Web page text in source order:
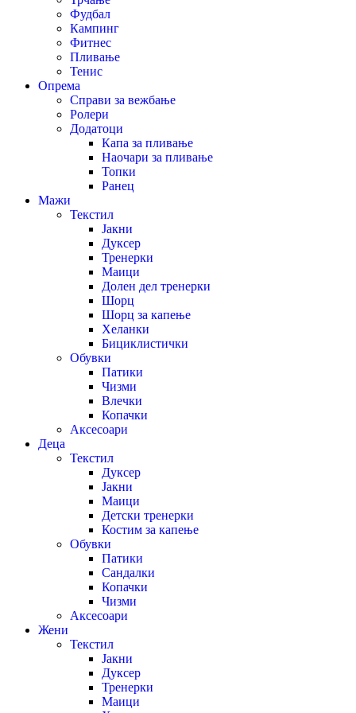
Фудбал
Кампинг
Фитнес
Пливање
Тенис
Опрема
Справи за вежбање
Ролери
Додатоци
Капа за пливање
Наочари за пливање
Топки
Ранец
Мажи
Текстил
Јакни
Дуксер
Тренерки
Маици
Долен дел тренерки
Шорц
Шорц за капење
Хеланки
Бициклистички
Обувки
Патики
Чизми
Влечки
Копачки
Аксесоари
Деца
Текстил
Дуксер
Јакни
Маици
Детски тренерки
Костим за капење
Обувки
Патики
Сандалки
Копачки
Чизми
Аксесоари
Жени
Текстил
Јакни
Дуксер
Тренерки
Маици